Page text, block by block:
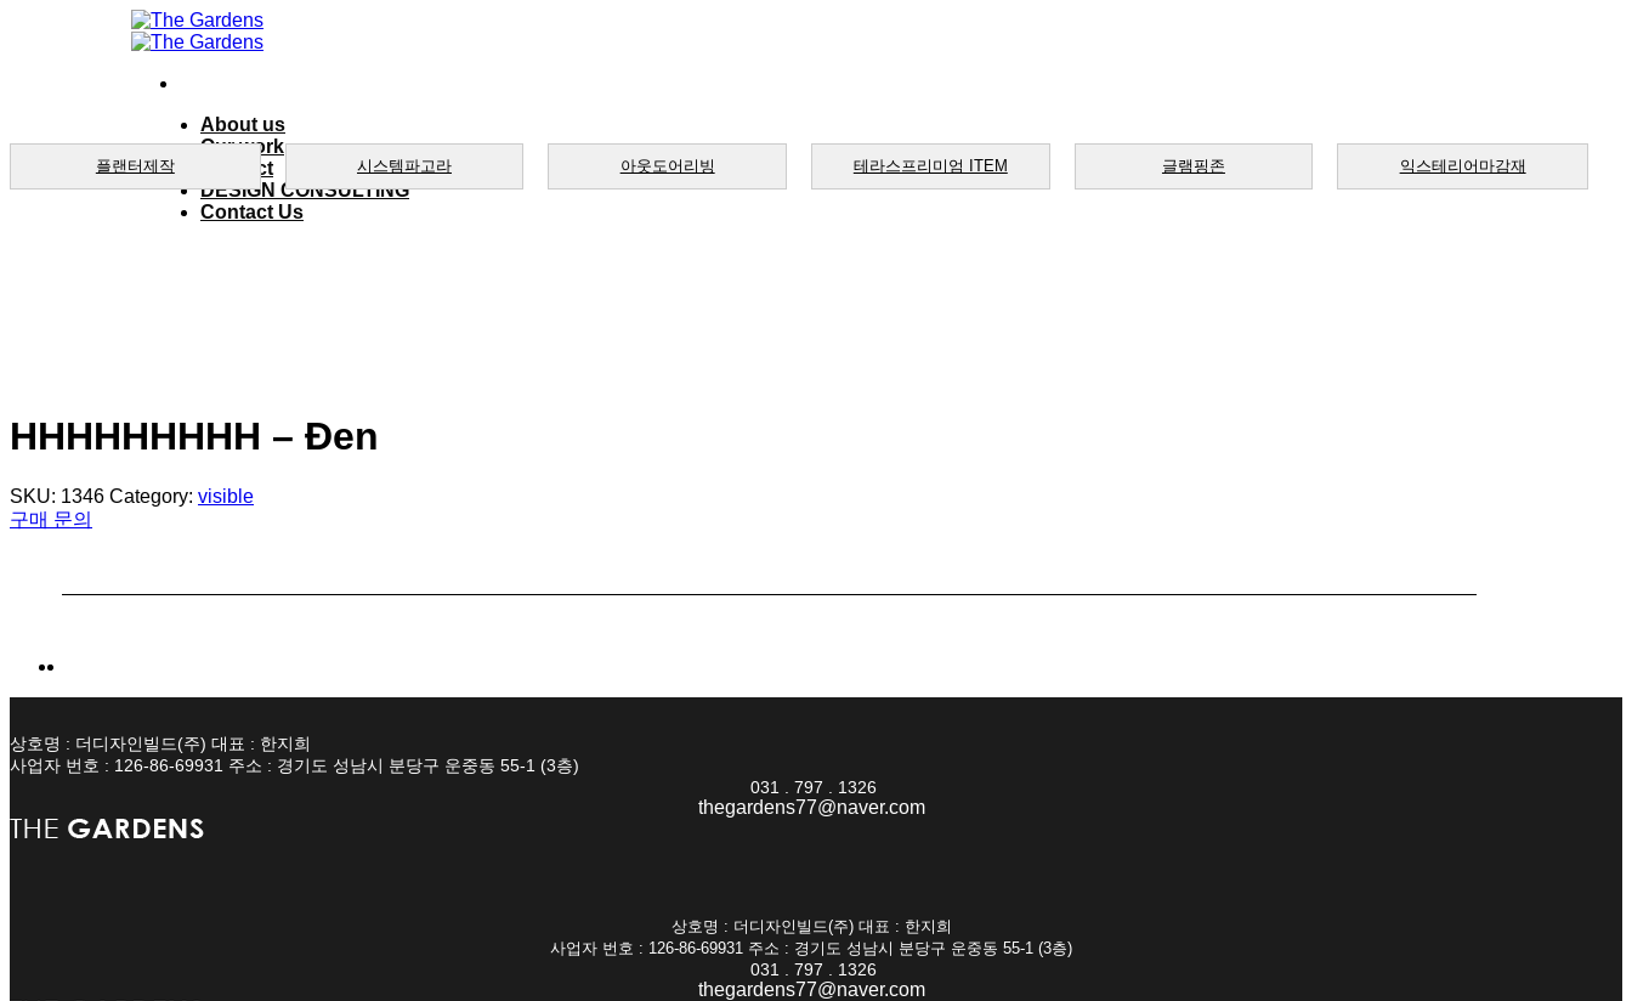
About us
Our work
product
DESIGN CONSULTING
Contact Us
플랜터제작 시스템파고라 아웃도어리빙 테라스프리미엄 ITEM 글램핑존 익스테리어마감재
HHHHHHHHH – Đen
SKU: 1346 Category: visible
구매 문의
상호명 : 더디자인빌드(주) 대표 : 한지희
사업자 번호 : 126-86-69931 주소 : 경기도 성남시 분당구 운중동 55-1 (3층)
031 . 797 . 1326
thegardens77@naver.com
상호명 : 더디자인빌드(주) 대표 : 한지희
사업자 번호 : 126-86-69931 주소 : 경기도 성남시 분당구 운중동 55-1 (3층)
031 . 797 . 1326
thegardens77@naver.com